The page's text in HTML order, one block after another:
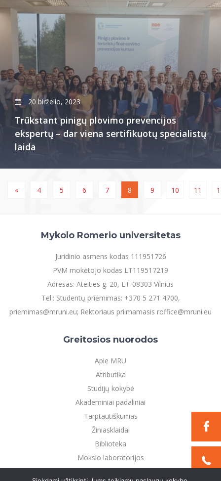
20 birželio, 2023
Trūkstant pinigų plovimo prevencijos
ekspertų – dar viena sertifikuotų specialistų
laida
« 4 5 6 7 8 9 10 11
Mykolo Romerio universitetas
Juridinio asmens kodas 111951726
PVM mokėtojo kodas LT119517219
Adresas: Ateities g. 20, LT-08303 Vilnius
Tel.: Studentų priėmimas: +370 5 271 4700,
priemimas@mruni.eu; Rektoriaus priimamasis roffice@mruni.eu
Greitosios nuorodos
Apie MRU
Atributika
Studijų kokybė
Akademiniai padaliniai
Tarptautiškumas
Žiniasklaidai
Biblioteka
Mokslo laboratorijos
Privatumo politika